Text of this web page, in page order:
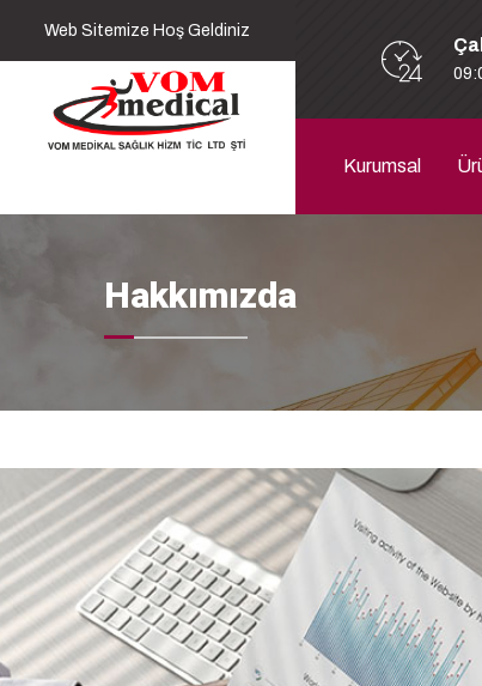
Web Sitemize Hoş Geldiniz
Kurumsal
Hakkımızda